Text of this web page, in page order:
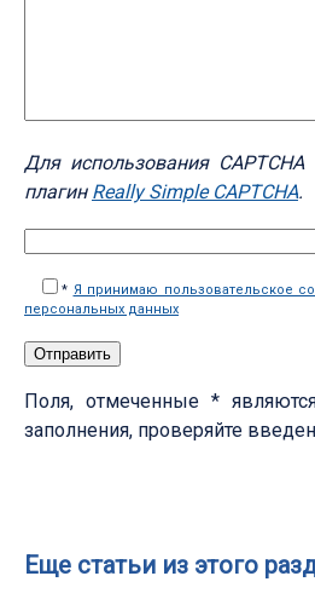
Для использования CAPTCHA
плагин Really Simple CAPTCHA.
* Я принимаю пользовательское
персональных данных
Поля, отмеченные *
заполнения, проверяйте
Еще статьи из этого